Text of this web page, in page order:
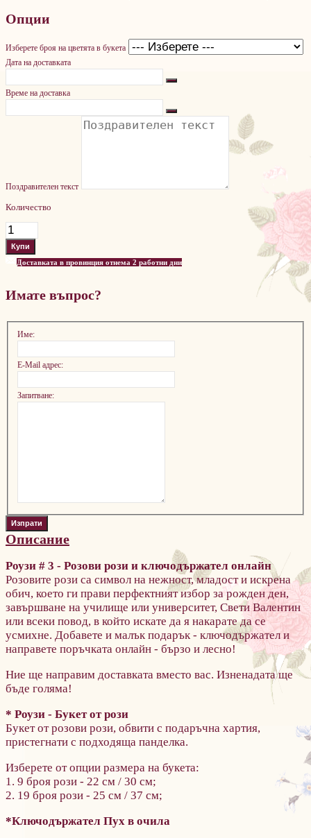
Опции
Изберете броя на цветята в букета
Дата на доставката
Време на доставка
Поздравителен текст
Количество
Доставката в провинция отнема 2 работни дни
Имате въпрос?
Име:
E-Mail адрес:
Запитване:
Описание
Роузи # 3 - Розови рози и ключодържател онлайн
Розовите рози са символ на нежност, младост и искрена
обич, което ги прави перфектният избор за рожден ден,
завършване на училище или университет, Свети Валентин
или всеки повод, в който искате да я накарате да се
усмихне. Добавете и малък подарък - ключодържател и
направете поръчката онлайн - бързо и лесно!
Ние ще направим доставката вместо вас. Изненадата ще
бъде голяма!
* Роузи - Букетот рози
Букет от розови рози, обвити с подаръчна хартия,
пристегнати с подходяща панделка.
Изберете от опции размера на букета:
1. 9 броя рози - 22 см / 30 см;
2. 19 броя рози - 25 см / 37 см;
*Ключодържател Пух в очила